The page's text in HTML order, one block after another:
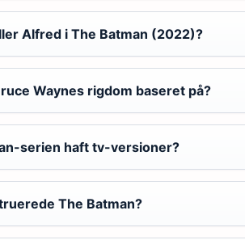
Alfred i The Batman (2022)?
Waynes rigdom baseret på?
serien haft tv-versioner?
The Batman?